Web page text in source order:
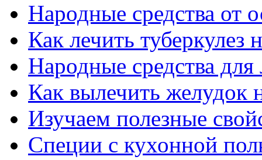
Народные средства от
Как лечить
Народные средства
Как вылечить желудок
Изучаем полезные
Специи с кухонной